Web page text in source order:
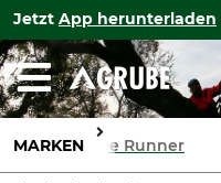
Jetzt App herunterladen
MARKEN Tree Runner